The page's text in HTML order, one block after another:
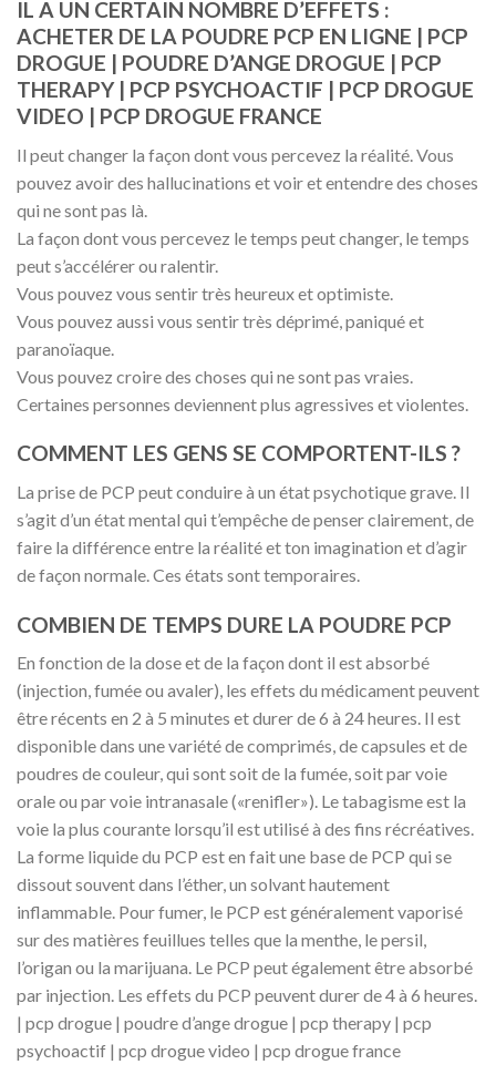
IL A UN CERTAIN NOMBRE D’EFFETS :
ACHETER DE LA POUDRE PCP EN LIGNE | PCP
DROGUE | POUDRE D’ANGE DROGUE | PCP
THERAPY | PCP PSYCHOACTIF | PCP DROGUE
VIDEO | PCP DROGUE FRANCE
Il peut changer la façon dont vous percevez la réalité. Vous
pouvez avoir des hallucinations et voir et entendre des choses
qui ne sont pas là.
La façon dont vous percevez le temps peut changer, le temps
peut s’accélérer ou ralentir.
Vous pouvez vous sentir très heureux et optimiste.
Vous pouvez aussi vous sentir très déprimé, paniqué et
paranoïaque.
Vous pouvez croire des choses qui ne sont pas vraies.
Certaines personnes deviennent plus agressives et violentes.
COMMENT LES GENS SE COMPORTENT-ILS ?
La prise de PCP peut conduire à un état psychotique grave. Il
s’agit d’un état mental qui t’empêche de penser clairement, de
faire la différence entre la réalité et ton imagination et d’agir
de façon normale. Ces états sont temporaires.
COMBIEN DE TEMPS DURE LA POUDRE PCP
En fonction de la dose et de la façon dont il est absorbé
(injection, fumée ou avaler), les effets du médicament peuvent
être récents en 2 à 5 minutes et durer de 6 à 24 heures. Il est
disponible dans une variété de comprimés, de capsules et de
poudres de couleur, qui sont soit de la fumée, soit par voie
orale ou par voie intranasale («renifler»). Le tabagisme est la
voie la plus courante lorsqu’il est utilisé à des fins récréatives.
La forme liquide du PCP est en fait une base de PCP qui se
dissout souvent dans l’éther, un solvant hautement
inflammable. Pour fumer, le PCP est généralement vaporisé
sur des matières feuillues telles que la menthe, le persil,
l’origan ou la marijuana. Le PCP peut également être absorbé
par injection. Les effets du PCP peuvent durer de 4 à 6 heures.
| pcp drogue | poudre d’ange drogue | pcp therapy | pcp
psychoactif | pcp drogue video | pcp drogue france